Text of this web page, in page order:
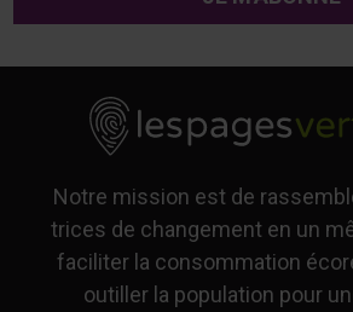
Notre mission est de
trices de changement en un
faciliter la consommation
outiller la population pour